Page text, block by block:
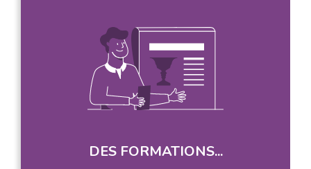
DES FORMATIONS...